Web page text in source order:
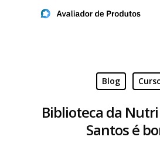
Aperte ENTER para buscar ou
Blog
Biblioteca da
Santos é